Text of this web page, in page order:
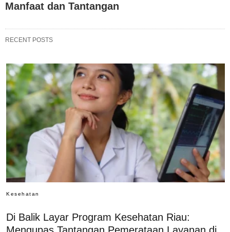
Manfaat dan Tantangan
RECENT POSTS
Kesehatan
Di Balik Layar Program Kesehatan Riau: